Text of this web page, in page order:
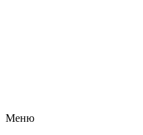
Меню